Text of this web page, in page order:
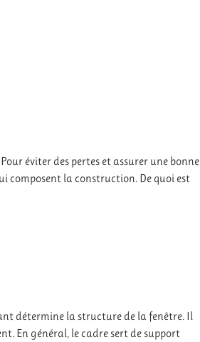
éviter des pertes et assurer une bonne
composent la construction. De quoi est
détermine la structure de la fenêtre. Il
En général, le cadre sert de support